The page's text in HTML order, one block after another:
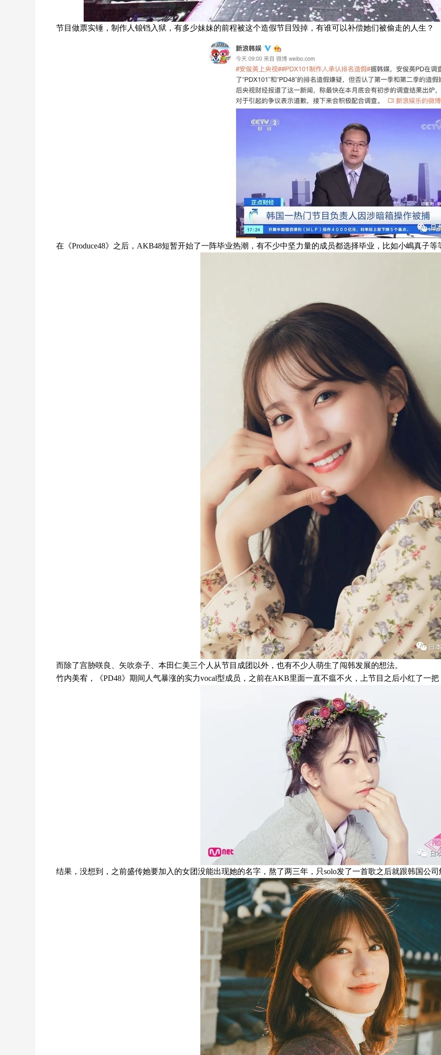
节目做票实锤，制作人锒铛入狱，有多少妹妹的前程被这个造假节目毁掉，有谁可以补偿她们被偷走的人生？
在《Produce48》之后，AKB48短暂开始了一阵毕业热潮，有不少中坚力量的成员都选择毕业，比如小嶋真子等
而除了宫胁咲良、矢吹奈子、本田仁美三个人从节目成团以外，也有不少人萌生了闯韩发展的想法。
竹内美宥，《PD48》期间人气暴涨的实力vocal型成员，之前在AKB里面一直不瘟不火，上节目之后小红了一
结果，没想到，之前盛传她要加入的女团没能出现她的名字，熬了两三年，只solo发了一首歌之后就跟韩国公司